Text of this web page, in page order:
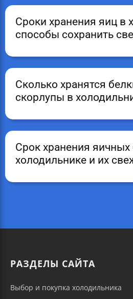
Сроки хранения яиц в
способы сохранить
Сколько хранятся
скорлупы в
Срок хранения яичных
холодильнике и их
РАЗДЕЛЫ САЙТА
Выбор и покупка холодильника